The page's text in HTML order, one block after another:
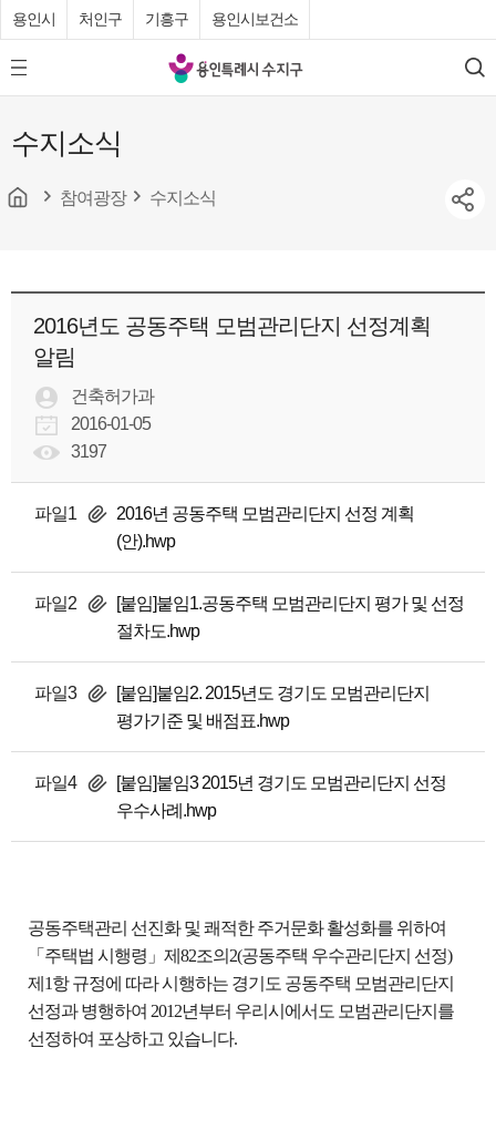
용인시 처인구 기흥구 용인시보건소
모
바
메
뉴
튼
용
인
수
청
검
색
수지소식
참여광장 수지소식
2016년도 공동주택 모범관리단지 선정계획
알림
건축허가과
2016-01-05
3197
파일1
2016년 공동주택 모범관리단지 선정 계획
(안).hwp
파일2
[붙임]붙임1.공동주택 모범관리단지 평가 및 선정
절차도.hwp
파일3
[붙임]붙임2. 2015년도 경기도 모범관리단지
평가기준 및 배점표.hwp
파일4
[붙임]붙임3 2015년 경기도 모범관리단지 선정
우수사례.hwp
공동주택관리 선진화 및 쾌적한 주거문화 활성화를 위하여
「주택법 시행령」 제82조의2(공동주택 우수관리단지 선정)
제1항 규정에 따라 시행하는 경기도 공동주택 모범관리단지
선정과 병행하여 2012년부터 우리시에서도 모범관리단지를
선정하여 포상하고 있습니다.